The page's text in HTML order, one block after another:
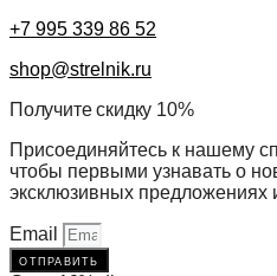
+7 995 339 86 52
shop@strelnik.ru
Получите скидку 10%
Присоединяйтесь к нашему
чтобы первыми узнавать о
эксклюзивных предложениях
Email
отправить